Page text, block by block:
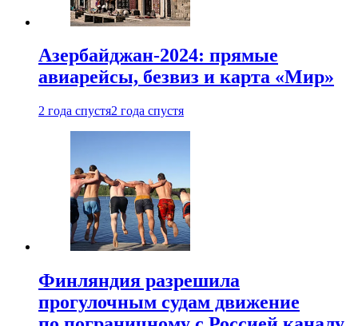
Азербайджан-2024: прямые
авиарейсы, безвиз и карта «Мир»
2 года спустя2 года спустя
Финляндия разрешила
прогулочным судам движение